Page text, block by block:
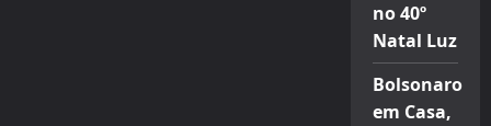
no 40º
Natal Luz
Bolsonaro
em Casa,